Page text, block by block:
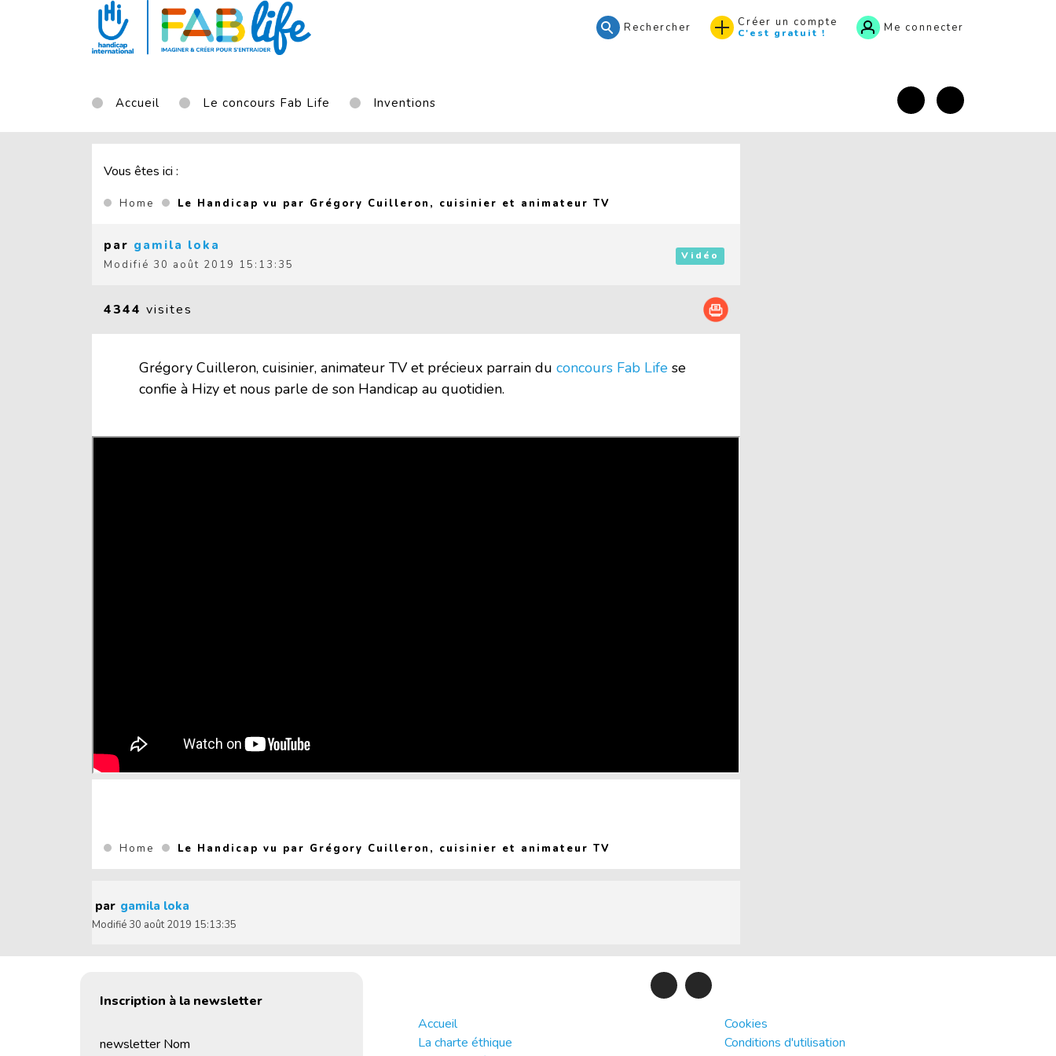
Aller au contenu principal
Rechercher Créer un compte
C'est gratuit ! Me connecter
facebookInstagram
Accueil Le concours Fab Life Inventions
Vous êtes ici :
Home Le Handicap vu par Grégory Cuilleron, cuisinier et animateur TV
par gamila loka
Modifié 30 août 2019 15:13:35
Vidéo
4344 visites
Grégory Cuilleron, cuisinier, animateur TV et précieux parrain du concours Fab Life se
confie à Hizy et nous parle de son Handicap au quotidien.
Vous êtes ici :
Home Le Handicap vu par Grégory Cuilleron, cuisinier et animateur TV
par gamila loka
Modifié 30 août 2019 15:13:35
Inscription à la newsletter
newsletter Nom
Accueil
La charte éthique
Cookies
Conditions d'utilisation